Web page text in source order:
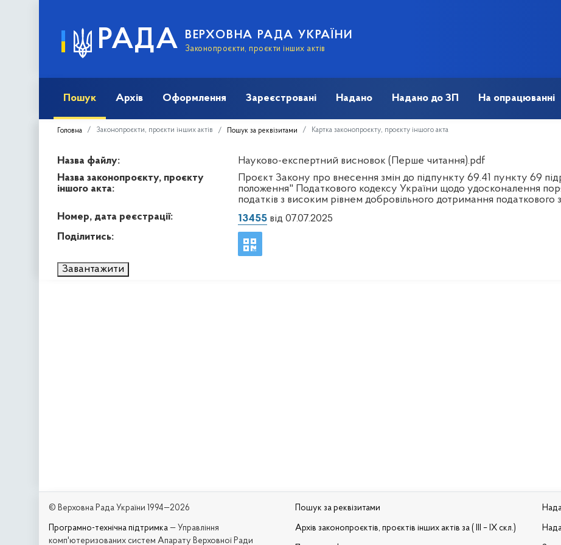
РАДА ВЕРХОВНА РАДА УКРАЇНИ
Законопроєкти, проєкти інших актів
Пошук Архів Оформлення Зареєстровані Надано Надано до ЗП На опрацюванні
Головна Законопроєкти, проєкти інших актів Пошук за реквізитами Картка законопроєкту, проєкту іншого акта
Назва файлу:
Науково-експертний висновок (Перше читання).pdf
Назва законопроєкту, проєкту
іншого акта:
Проєкт Закону про внесення змін до підпункту 69.41 пункту 69
положення" Податкового кодексу України щодо удосконалення
податків з високим рівнем добровільного дотримання податкового
Номер, дата реєстрації:
13455від 07.07.2025
Поділитись:
Завантажити
© Верховна Рада України 1994—2026
Програмно-технічна підтримка — Управління
комп'ютеризованих систем Апарату Верховної Ради
Пошук за реквізитами
Архів законопроєктів, проєктів інших актів за ( III – IX скл.)